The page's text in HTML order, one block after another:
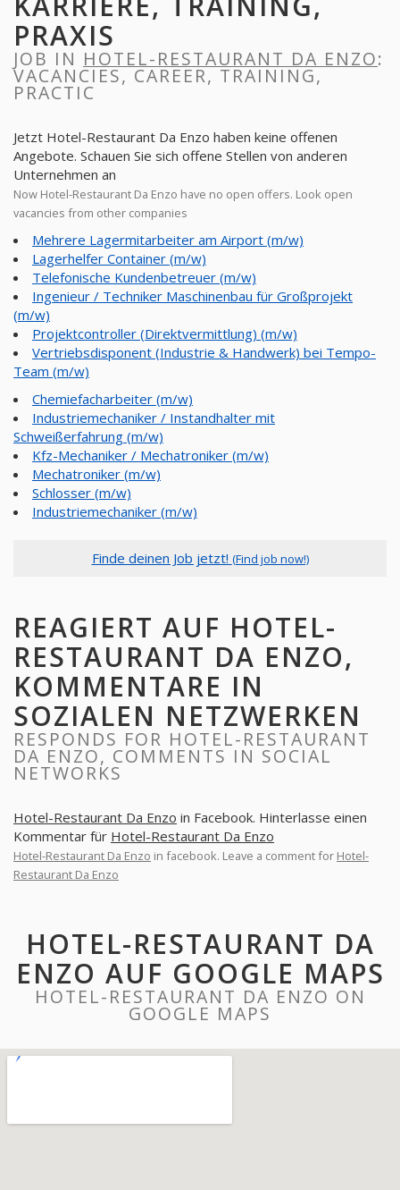
PRAXIS
JOB IN HOTEL-RESTAURANT DA ENZO:
VACANCIES, CAREER, TRAINING,
PRACTIC
Jetzt Hotel-Restaurant Da Enzo haben keine offenen
Angebote. Schauen Sie sich offene Stellen von anderen
Unternehmen an
Now Hotel-Restaurant Da Enzo have no open offers. Look open
vacancies from other companies
Mehrere Lagermitarbeiter am Airport (m/w)
Lagerhelfer Container (m/w)
Telefonische Kundenbetreuer (m/w)
Ingenieur / Techniker Maschinenbau für Großprojekt
(m/w)
Projektcontroller (Direktvermittlung) (m/w)
Vertriebsdisponent (Industrie & Handwerk) bei Tempo-
Team (m/w)
Chemiefacharbeiter (m/w)
Industriemechaniker / Instandhalter mit
Schweißerfahrung (m/w)
Kfz-Mechaniker / Mechatroniker (m/w)
Mechatroniker (m/w)
Schlosser (m/w)
Industriemechaniker (m/w)
Finde deinen Job jetzt! (Find job now!)
REAGIERT AUF HOTEL-
RESTAURANT DA ENZO,
KOMMENTARE IN
SOZIALEN NETZWERKEN
RESPONDS FOR HOTEL-RESTAURANT
DA ENZO, COMMENTS IN SOCIAL
NETWORKS
Hotel-Restaurant Da Enzo in Facebook. Hinterlasse einen
Kommentar für Hotel-Restaurant Da Enzo
Hotel-Restaurant Da Enzo in facebook. Leave a comment for Hotel-
Restaurant Da Enzo
HOTEL-RESTAURANT DA
ENZO AUF GOOGLE MAPS
HOTEL-RESTAURANT DA ENZO ON
GOOGLE MAPS